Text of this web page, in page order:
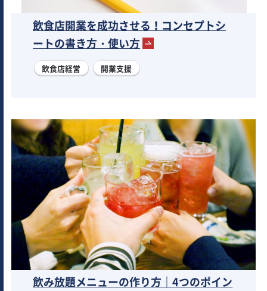
飲食店開業を成功させる！コンセプトシ
ートの書き方・使い方
飲食店経営 開業支援
飲み放題メニューの作り方｜4つのポイン